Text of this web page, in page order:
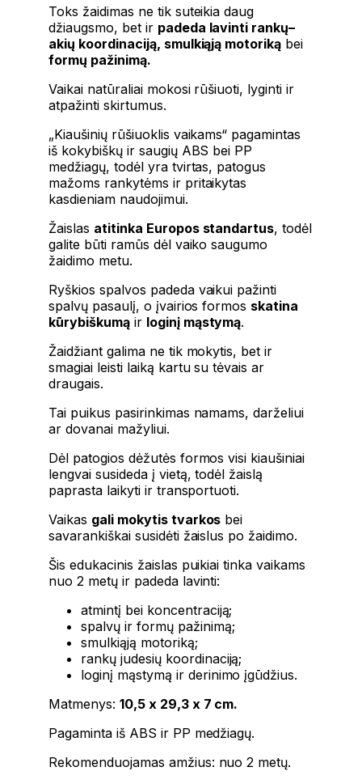
Toks žaidimas ne tik suteikia daug
džiaugsmo, bet ir padeda lavinti rankų–
akių koordinaciją, smulkiąją motoriką bei
formų pažinimą.
Vaikai natūraliai mokosi rūšiuoti, lyginti ir
atpažinti skirtumus.
„Kiaušinių rūšiuoklis vaikams“ pagamintas
iš kokybiškų ir saugių ABS bei PP
medžiagų, todėl yra tvirtas, patogus
mažoms rankytėms ir pritaikytas
kasdieniam naudojimui.
Žaislas atitinka Europos standartus, todėl
galite būti ramūs dėl vaiko saugumo
žaidimo metu.
Ryškios spalvos padeda vaikui pažinti
spalvų pasaulį, o įvairios formos skatina
kūrybiškumąir loginį mąstymą.
Žaidžiant galima ne tik mokytis, bet ir
smagiai leisti laiką kartu su tėvais ar
draugais.
Tai puikus pasirinkimas namams, darželiui
ar dovanai mažyliui.
Dėl patogios dėžutės formos visi kiaušiniai
lengvai susideda į vietą, todėl žaislą
paprasta laikyti ir transportuoti.
Vaikas gali mokytis tvarkos bei
savarankiškai susidėti žaislus po žaidimo.
Šis edukacinis žaislas puikiai tinka vaikams
nuo 2 metų ir padeda lavinti:
atmintį bei koncentraciją;
spalvų ir formų pažinimą;
smulkiąją motoriką;
rankų judesių koordinaciją;
loginį mąstymą ir derinimo įgūdžius.
Matmenys: 10,5 x 29,3 x 7 cm.
Pagaminta iš ABS ir PP medžiagų.
Rekomenduojamas amžius: nuo 2 metų.